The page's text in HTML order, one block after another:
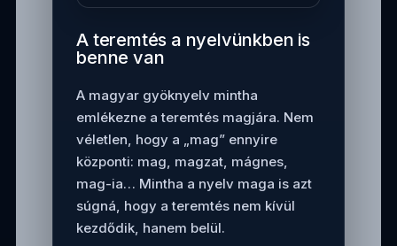
A teremtés a nyelvünkben is
benne van
A magyar gyöknyelv mintha
emlékezne a teremtés magjára. Nem
véletlen, hogy a „mag” ennyire
központi: mag, magzat, mágnes,
mag-ia… Mintha a nyelv maga is azt
súgná, hogy a teremtés nem kívül
kezdődik, hanem belül.